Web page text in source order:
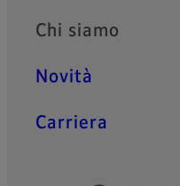
Chi siamo
Novità
Carriera